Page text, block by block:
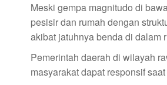
Meski gempa magnitudo di
pesisir dan rumah dengan
akibat jatuhnya benda di dalam
Pemerintah daerah di wilayah
masyarakat dapat responsif